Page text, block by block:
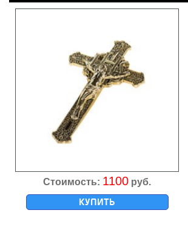
Стоимость: 1100 руб.
КУПИТЬ